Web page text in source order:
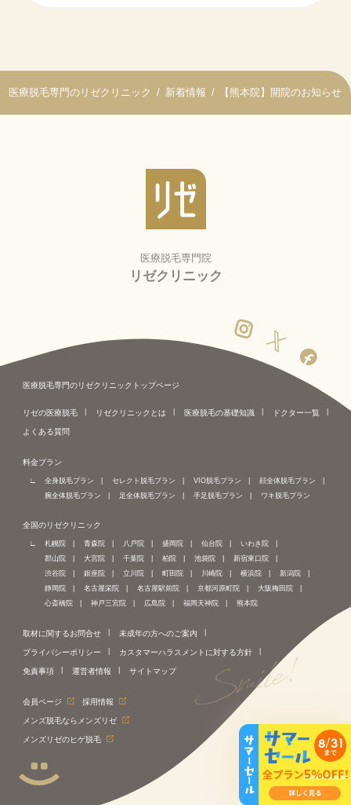
医療脱毛専門のリゼクリニック 新着情報 【熊本院】開院のお知らせ
医療脱毛専門院
リゼクリニック
医療脱毛専門のリゼクリニックトップページ
リゼの医療脱毛 リゼクリニックとは 医療脱毛の基礎知識 ドクター一覧
よくある質問
料金プラン
全身脱毛プラン セレクト脱毛プラン VIO脱毛プラン
顔全体脱毛プラン
腕全体脱毛プラン
足全体脱毛プラン 手足脱毛プラン ワキ脱毛プラン
全国のリゼクリニック
札幌院 青森院 八戸院 盛岡院 仙台院
いわき院
郡山院
大宮院 千葉院 柏院 池袋院
新宿東口院
渋谷院
銀座院 立川院 町田院 川崎院 横浜院
新潟院
静岡院
名古屋栄院 名古屋駅前院 京都河原町院
大阪梅田院
心斎橋院
神戸三宮院 広島院 福岡天神院 熊本院
取材に関するお問合せ 未成年の方へのご案内
プライバシーポリシー カスタマーハラスメントに対する方針
免責事項 運営者情報 サイトマップ
会員ページ 採用情報
メンズ脱毛ならメンズリゼ
メンズリゼのヒゲ脱毛